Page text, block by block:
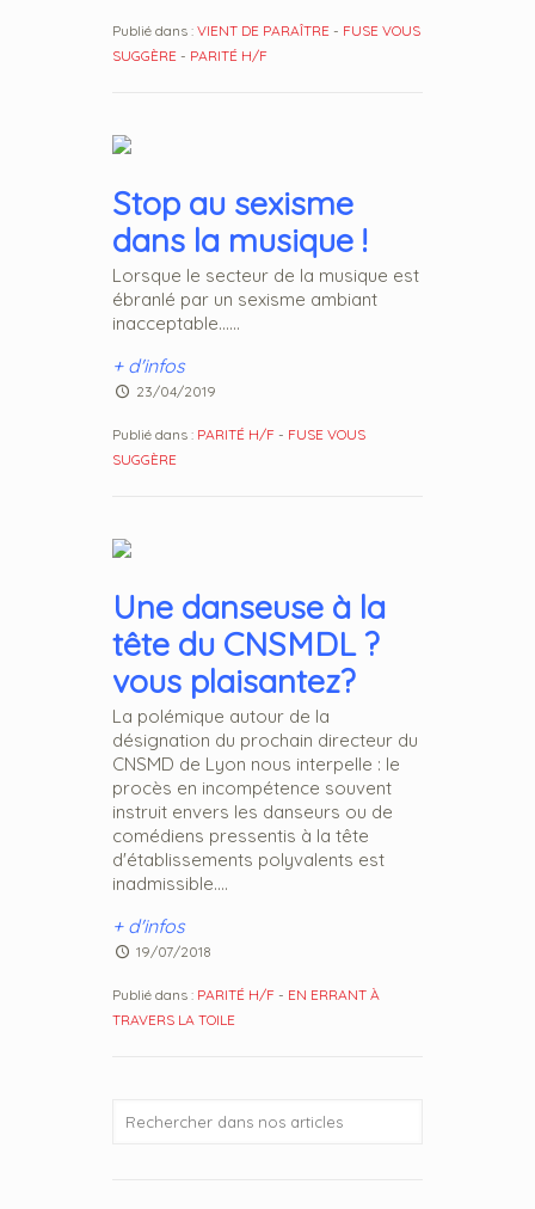
Publié dans : VIENT DE PARAÎTRE - FUSE VOUS
SUGGÈRE - PARITÉ H/F
Stop au sexisme
dans la musique !
Lorsque le secteur de la musique est
ébranlé par un sexisme ambiant
inacceptable......
+ d'infos
23/04/2019
Publié dans : PARITÉ H/F - FUSE VOUS
SUGGÈRE
Une danseuse à la
tête du CNSMDL ?
vous plaisantez?
La polémique autour de la
désignation du prochain directeur du
CNSMD de Lyon nous interpelle : le
procès en incompétence souvent
instruit envers les danseurs ou de
comédiens pressentis à la tête
d'établissements polyvalents est
inadmissible....
+ d'infos
19/07/2018
Publié dans : PARITÉ H/F - EN ERRANT À
TRAVERS LA TOILE